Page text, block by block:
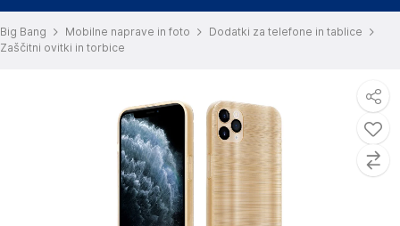
Big Bang Mobilne naprave in foto
Dodatki za telefone in tablice
Zaščitni ovitki in torbice